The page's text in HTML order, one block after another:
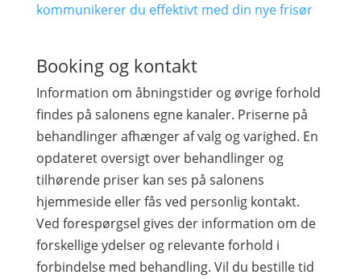
kommunikerer du effektivt med din nye frisør
Booking og kontakt
Information om åbningstider og øvrige forhold
findes på salonens egne kanaler. Priserne på
behandlinger afhænger af valg og varighed. En
opdateret oversigt over behandlinger og
tilhørende priser kan ses på salonens
hjemmeside eller fås ved personlig kontakt.
Ved forespørgsel gives der information om de
forskellige ydelser og relevante forhold i
forbindelse med behandling. Vil du bestille tid